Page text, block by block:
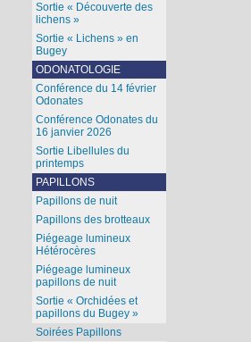
Sortie « Découverte des
lichens »
Sortie « Lichens » en
Bugey
ODONATOLOGIE
Conférence du 14 février
Odonates
Conférence Odonates du
16 janvier 2026
Sortie Libellules du
printemps
PAPILLONS
Papillons de nuit
Papillons des brotteaux
Piégeage lumineux
Hétérocères
Piégeage lumineux
papillons de nuit
Sortie « Orchidées et
papillons du Bugey »
Soirées Papillons